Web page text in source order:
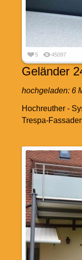
5 45097
Geländer
hochgeladen: 6
Hochreuther -
Trespa-